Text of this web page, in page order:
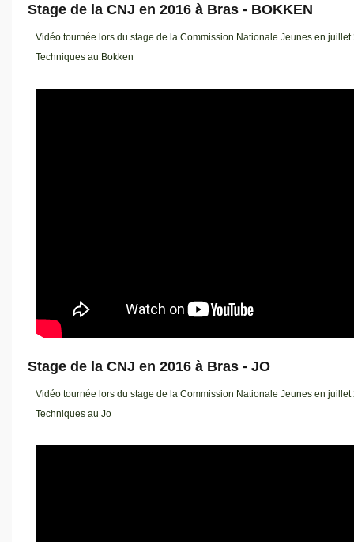
Stage de la CNJ en 2016 à Bras - BOKKEN
Vidéo tournée lors du stage de la Commission Nationale Jeunes en juillet
Techniques au Bokken
Stage de la CNJ en 2016 à Bras - JO
Vidéo tournée lors du stage de la Commission Nationale Jeunes en juillet
Techniques au Jo